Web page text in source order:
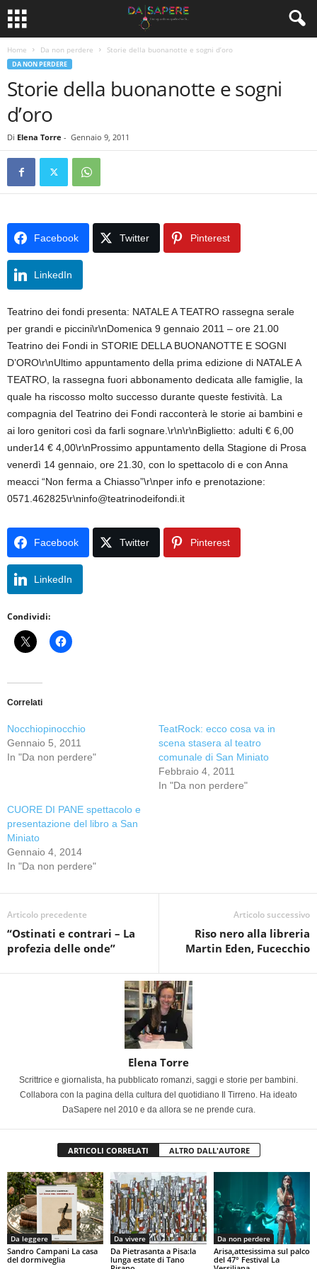
Home Da non perdere Storie della buonanotte e sogni d’oro
DA NON PERDERE
Storie della buonanotte e sogni
d’oro
Di Elena Torre - Gennaio 9, 2011
Facebook Twitter Pinterest
LinkedIn
Teatrino dei fondi presenta: NATALE A TEATRO rassegna serale
per grandi e piccini\r\nDomenica 9 gennaio 2011 – ore 21.00
Teatrino dei Fondi in STORIE DELLA BUONANOTTE E SOGNI
D’ORO\r\nUltimo appuntamento della prima edizione di NATALE A
TEATRO, la rassegna fuori abbonamento dedicata alle famiglie, la
quale ha riscosso molto successo durante queste festività. La
compagnia del Teatrino dei Fondi racconterà le storie ai bambini e
ai loro genitori così da farli sognare.\r\n\r\nBiglietto: adulti € 6,00
under14 € 4,00\r\nProssimo appuntamento della Stagione di Prosa
venerdì 14 gennaio, ore 21.30, con lo spettacolo di e con Anna
meacci “Non ferma a Chiasso”\r\nper info e prenotazione:
0571.462825\r\ninfo@teatrinodeifondi.it
Facebook Twitter Pinterest
LinkedIn
Condividi:
Correlati
Nocchiopinocchio
Gennaio 5, 2011
In "Da non perdere"
TeatRock: ecco cosa va in
scena stasera al teatro
comunale di San Miniato
Febbraio 4, 2011
In "Da non perdere"
CUORE DI PANE spettacolo e
presentazione del libro a San
Miniato
Gennaio 4, 2014
In "Da non perdere"
Articolo precedente
“Ostinati e contrari – La
profezia delle onde”
Articolo successivo
Riso nero alla libreria
Martin Eden, Fucecchio
Elena Torre
Scrittrice e giornalista, ha pubblicato romanzi, saggi e storie per bambini.
Collabora con la pagina della cultura del quotidiano Il Tirreno. Ha ideato
DaSapere nel 2010 e da allora se ne prende cura.
ARTICOLI CORRELATI ALTRO DALL'AUTORE
Da leggere
Sandro Campani La casa
del dormiveglia
Da vivere
Da Pietrasanta a Pisa:la
lunga estate di Tano
Da non perdere
Arisa,attesissima sul palco
del 47° Festival La